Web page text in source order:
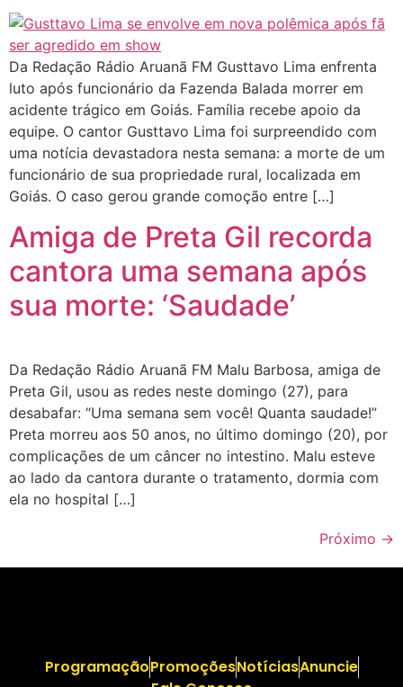
Da Redação Rádio Aruanã FM Gusttavo Lima enfrenta
luto após funcionário da Fazenda Balada morrer em
acidente trágico em Goiás. Família recebe apoio da
equipe. O cantor Gusttavo Lima foi surpreendido com
uma notícia devastadora nesta semana: a morte de um
funcionário de sua propriedade rural, localizada em
Goiás. O caso gerou grande comoção entre […]
Amiga de Preta Gil recorda
cantora uma semana após
sua morte: ‘Saudade’
Da Redação Rádio Aruanã FM Malu Barbosa, amiga de
Preta Gil, usou as redes neste domingo (27), para
desabafar: “Uma semana sem você! Quanta saudade!”
Preta morreu aos 50 anos, no último domingo (20), por
complicações de um câncer no intestino. Malu esteve
ao lado da cantora durante o tratamento, dormia com
ela no hospital […]
Próximo →
ProgramaçãoPromoçõesNotíciasAnuncie